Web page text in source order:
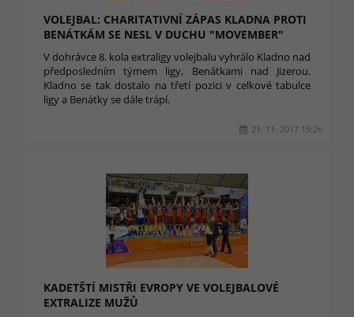
VOLEJBAL: CHARITATIVNÍ ZÁPAS KLADNA PROTI
BENÁTKÁM SE NESL V DUCHU "MOVEMBER"
V dohrávce 8. kola extraligy volejbalu vyhrálo Kladno nad
předposledním týmem ligy, Benátkami nad Jizerou.
Kladno se tak dostalo na třetí pozici v celkové tabulce
ligy a Benátky se dále trápí.
21. 11. 2017 15:26
KADETŠTÍ MISTŘI EVROPY VE VOLEJBALOVÉ
EXTRALIZE MUŽŮ